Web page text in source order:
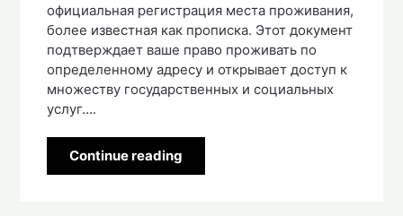
официальная регистрация места проживания,
более известная как прописка. Этот документ
подтверждает ваше право проживать по
определенному адресу и открывает доступ к
множеству государственных и социальных
услуг….
Continue reading